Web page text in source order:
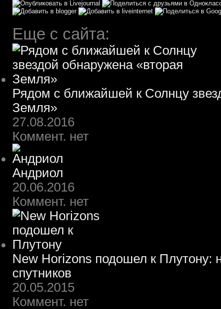
Еще с сайта:
Рядом с ближайшей к Солнцу
Земля»
27.08.2016
Коммент. нет
Андриол
20.06.2016
Коммент. нет
New Horizons подошел к Плутону:
спутников
20.05.2015
Коммент. нет